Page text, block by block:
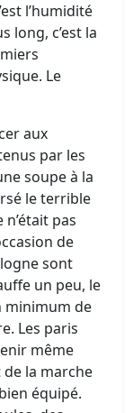
l’humidité
long, c’est la
Le
aux
par les
soupe à la
le terrible
pas
de
sont
un peu, le
minimum de
Les paris
même
la marche
équipé.